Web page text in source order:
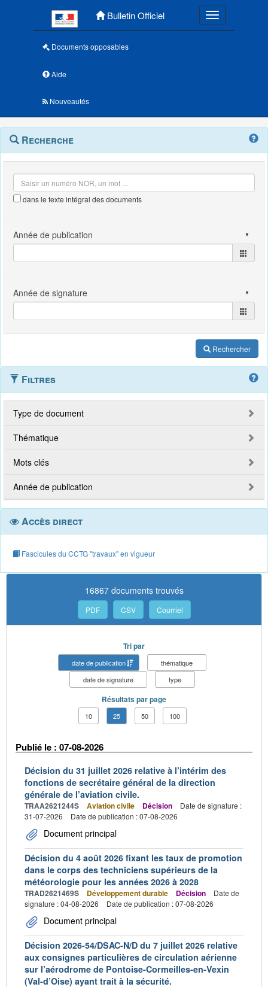
Bulletin Officiel Toggle
Documents opposables
Aide
Nouveautés
Navigation
outils
Menu
contextuel
Recherche
dans le texte intégral des documents
Rechercher
Filtres
Type de document
Thématique
Mots clés
Année de publication
Accès direct
Fascicules du CCTG "travaux" en vigueur
16867 documents trouvés
PDF CSV Courriel
Tri par
date de publication
thématique
date de signature
type
Résultats par page
10 25 50 100
Publié le : 07-08-2026
Décision du 31 juillet 2026 relative à l’intérim des
fonctions de secrétaire général de la direction
générale de l’aviation civile.
TRAA2621244S Aviation civile Décision
Date de signature :
31-07-2026
Date de publication : 07-08-2026
Document principal
Décision du 4 août 2026 fixant les taux de promotion
dans le corps des techniciens supérieurs de la
météorologie pour les années 2026 à 2028
TRAD2621469S Développement durable Décision
Date de
signature : 04-08-2026
Date de publication : 07-08-2026
Document principal
Décision 2026-54/DSAC-N/D du 7 juillet 2026 relative
aux consignes particulières de circulation aérienne
sur l’aérodrome de Pontoise-Cormeilles-en-Vexin
(Val-d’Oise) ayant trait à la sécurité.